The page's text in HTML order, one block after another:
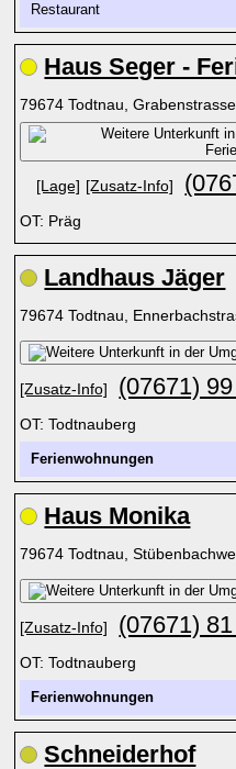
Restaurant
Haus Seger -
79674 Todtnau, Grabenstrasse
[Lage] [Zusatz-Info]
OT: Präg
Landhaus Jäger
79674 Todtnau,
[Zusatz-Info] (07671)
OT: Todtnauberg
Ferienwohnungen
Haus Monika
79674 Todtnau,
[Zusatz-Info] (07671)
OT: Todtnauberg
Ferienwohnungen
Schneiderhof